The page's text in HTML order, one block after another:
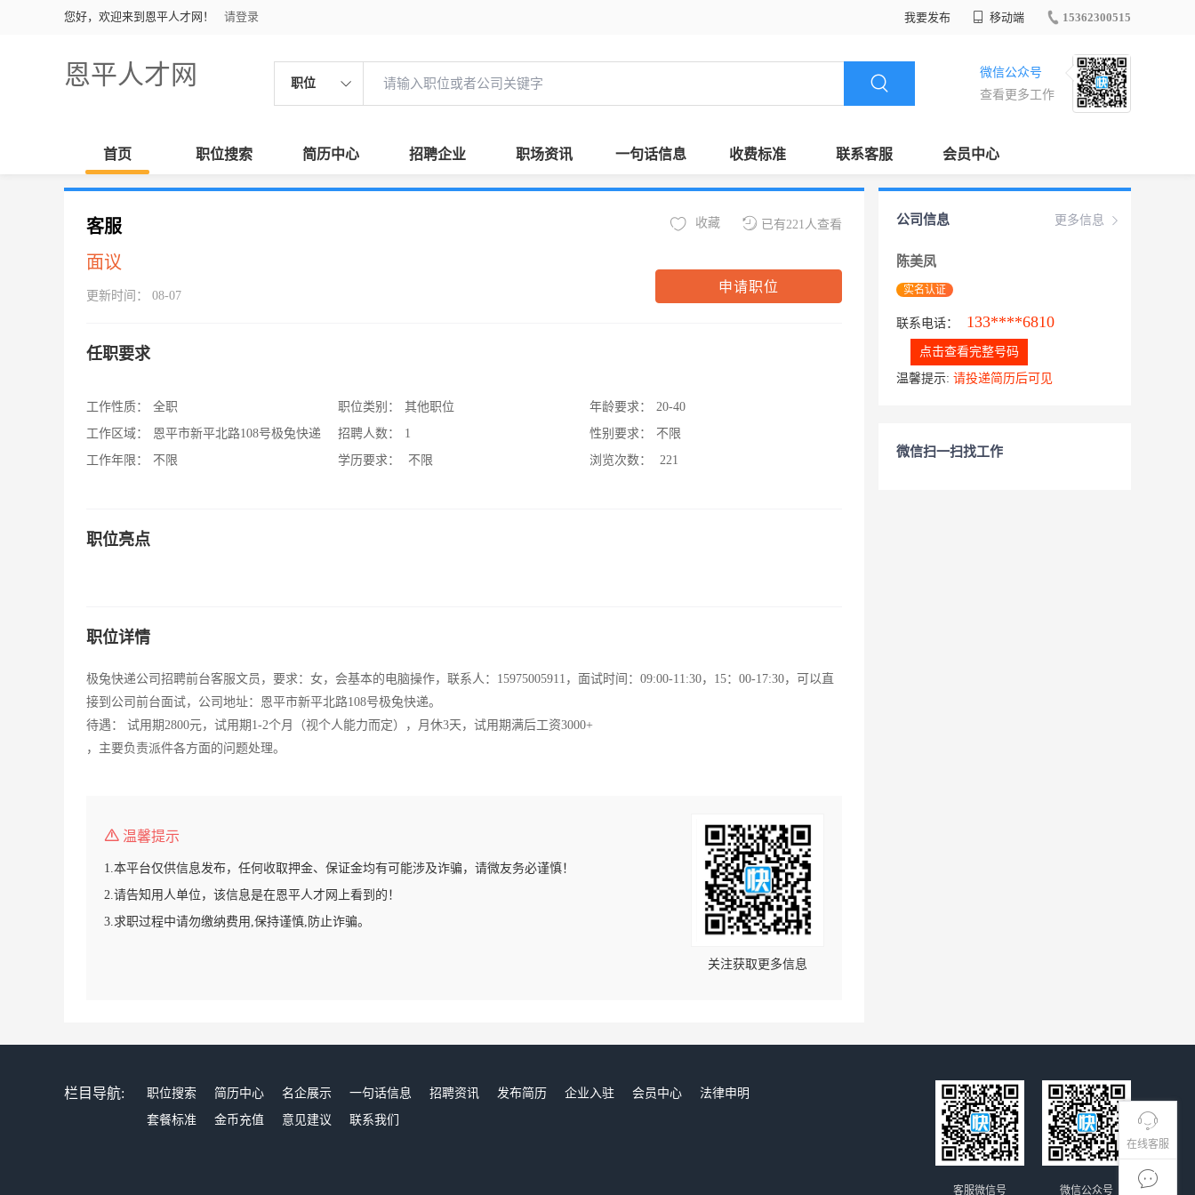
您好，欢迎来到恩平人才网！ 请登录 我要发布 移动端 15362300515
恩平人才网 职位
微信公众号
查看更多工作
首页 职位搜索 简历中心 招聘企业 职场资讯 一句话信息 收费标准 联系客服 会员中心
在线客服
客服
面议
更新时间： 08-07
已有221人查看
收藏
申请职位
任职要求
工作性质：
全职
工作区域：
恩平市新平北路108号极兔快递
工作年限：
不限
职位类别：
其他职位
招聘人数：
1
学历要求：
不限
年龄要求：
20-40
性别要求：
不限
浏览次数：
221
职位亮点
职位详情
极兔快递公司招聘前台客服文员，要求：女，会基本的电脑操作，联系人：15975005911，面试时间：09:00-11:30，15：00-17:30，可以直
接到公司前台面试，公司地址：恩平市新平北路108号极兔快递。
待遇： 试用期2800元，试用期1-2个月（视个人能力而定），月休3天，试用期满后工资3000+
，主要负责派件各方面的问题处理。
温馨提示
1.本平台仅供信息发布，任何收取押金、保证金均有可能涉及诈骗，请微友务必谨慎！
2.请告知用人单位，该信息是在恩平人才网上看到的！
3.求职过程中请勿缴纳费用,保持谨慎,防止诈骗。
关注获取更多信息
更多信息
公司信息
陈美凤
实名认证
联系电话： 133****6810
点击查看完整号码
温馨提示: 请投递简历后可见
微信扫一扫找工作
栏目导航: 职位搜索 简历中心 名企展示 一句话信息 招聘资讯 发布简历 企业入驻 会员中心
法律申明
套餐标准
金币充值 意见建议 联系我们
微信公众号
客服微信号